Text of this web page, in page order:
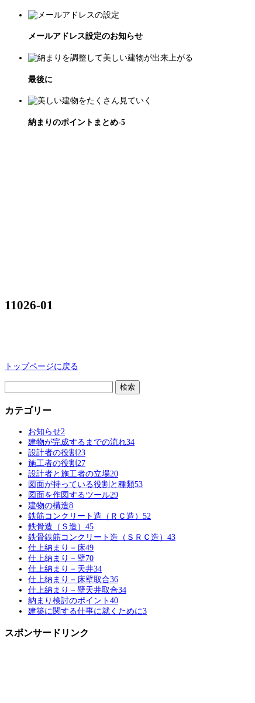
メールアドレス設定のお知らせ
最後に
納まりのポイントまとめ-5
11026-01
トップページに戻る
索:
カテゴリー
お知らせ2
建物が完成するまでの流れ34
設計者の役割 23
施工者の役割 27
設計者と施工者の立場20
図面が持っている役割と種類53
図面を作図するツール29
建物の構造8
鉄筋コンクリート造（ＲＣ造） 52
鉄骨造（Ｓ造） 45
鉄骨鉄筋コンクリート造（ＳＲＣ造） 43
仕上納まり－床49
仕上納まり－壁70
仕上納まり－天井34
仕上納まり－床壁取合36
仕上納まり－壁天井取合34
納まり検討のポイント 40
建築に関する仕事に就くために3
スポンサードリンク